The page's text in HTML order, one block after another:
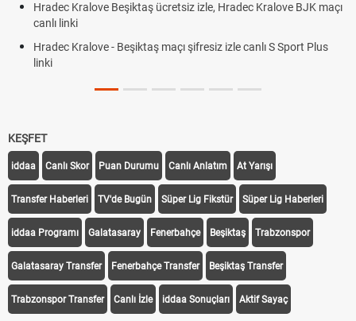
Hradec Kralove Beşiktaş ücretsiz izle, Hradec Kralove BJK maçı
canlı linki
Hradec Kralove - Beşiktaş maçı şifresiz izle canlı S Sport Plus
linki
KEŞFET
iddaa Canlı Skor Puan Durumu Canlı Anlatım At Yarışı
Transfer Haberleri TV'de Bugün Süper Lig Fikstür Süper Lig Haberleri
iddaa Programı Galatasaray Fenerbahçe Beşiktaş Trabzonspor
Galatasaray Transfer Fenerbahçe Transfer Beşiktaş Transfer
Trabzonspor Transfer Canlı İzle iddaa Sonuçları Aktif Sayaç